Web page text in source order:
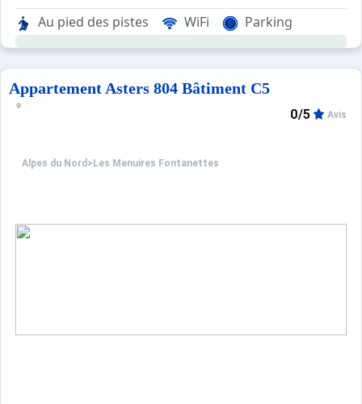
Au pied des pistes
WiFi Parking
Appartement Asters 804 Bâtiment C5
Alpes du Nord > Les Menuires Fontanettes
0/5 Avis